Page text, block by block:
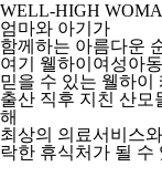
WELL-HIGH
엄마와 아기가
함께하는 아름다운
여기 웰하이여성아
믿을 수 있는 웰하이
출산 직후 지친 산모
해
최상의 의료서비스
락한 휴식처가 될 수